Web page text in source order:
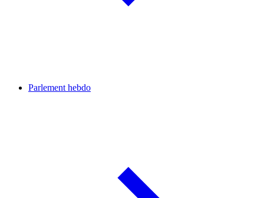
Parlement hebdo